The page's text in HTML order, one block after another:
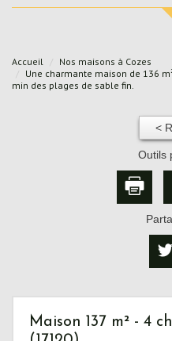
Accueil
Nos maisons à Cozes
Une charmante maison de 136
min des plages de sable fin.
<
Outils
Maison 137 m² - 4